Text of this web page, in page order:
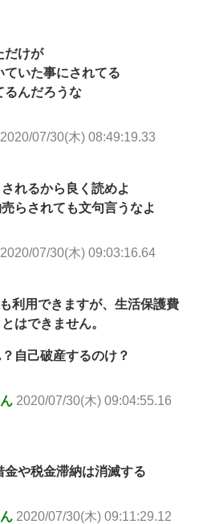
だけが
いた事にされてる
るんだろうな
2020/07/30(木) 08:49:19.33
れるから良く読めよ
らされても文句言うなよ
2020/07/30(木) 09:03:16.64
利用できますが、生活保護費
はできません。
自己破産するのけ？
2020/07/30(木) 09:04:55.16
や税金滞納は消滅する
2020/07/30(木) 09:11:29.12